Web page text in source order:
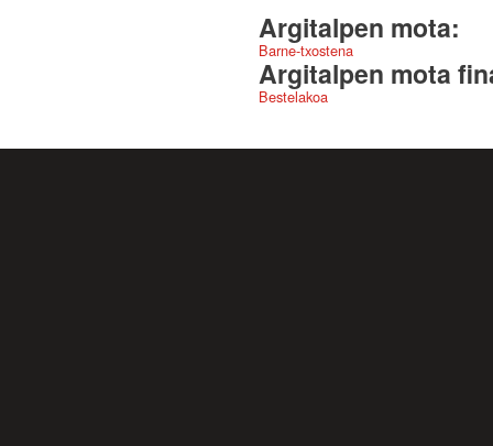
Argitalpen mota:
Barne-txostena
Argitalpen mota
Bestelakoa